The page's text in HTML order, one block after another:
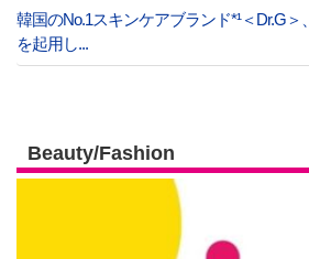
韓国のNo.1スキンケアブランド*¹＜Dr.G
を起用し...
Beauty/Fashion